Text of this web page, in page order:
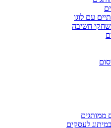
עם לוגו
חשיבה
ממותגים
לעסקים